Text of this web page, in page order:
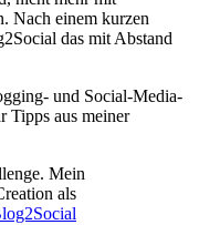
Nach einem kurzen
das mit Abstand
und Social-Media-
Tipps aus meiner
Mein
als